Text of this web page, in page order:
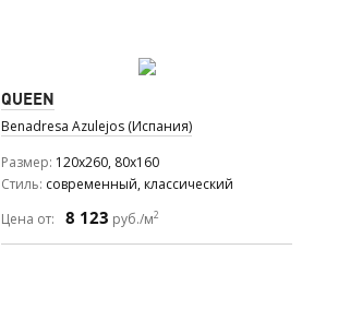
QUEEN
Benadresa Azulejos (Испания)
Размер 120x260, 80x160
Стиль современный, классический
Цена от:
8 123 руб./м2